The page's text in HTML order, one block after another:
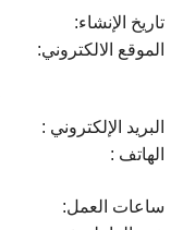
تاريخ الإنشاء:
الموقع الالكتروني:
البريد الإلكتروني :
الهاتف :
ساعات العمل: